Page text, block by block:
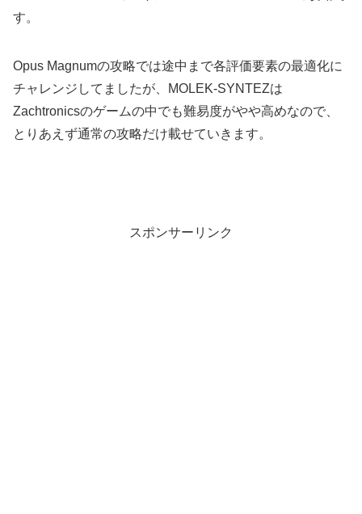
す。
Opus Magnumの攻略では途中まで各評価要素の最適化に
チャレンジしてましたが、MOLEK-SYNTEZは
Zachtronicsのゲームの中でも難易度がやや高めなので、
とりあえず通常の攻略だけ載せていきます。
スポンサーリンク